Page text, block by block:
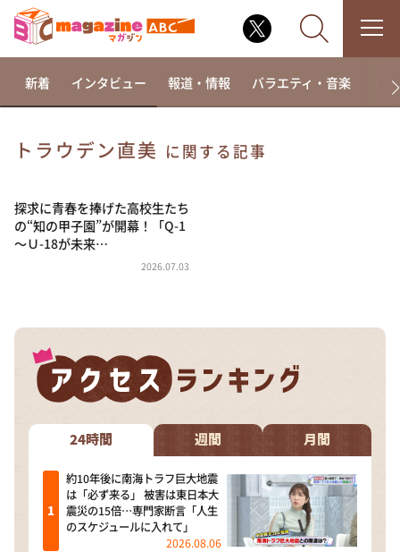
相席食堂
これ余談なんですけど・・・
～人生密着トークバラエティ！～ やすとものいたっ
河合＆A.B.C-Z塚田×福井アナ「なんでやねん！？」
（news おかえり）
DAIGOも台所 ～きょうの献立 何にする？～
本日はダイアンなり！シーズン２
朝だ！生です旅サラダ
教えて！ニュースライブ 正義のミカタ
ＬＩＦＥ～夢のカタチ～
新着 インタビュー 報道・情報 バラエティ・音楽 ド
トラウデン直美 に関する記事
探求に青春を捧げた高校生たち
の“知の甲子園”が開幕！「Q-1
～Ｕ-18が未来…
2026.07.03
24時間 週間 月間
約10年後に南海トラフ巨大地震
は「必ず来る」 被害は東日本大
震災の15倍…専門家断言「人生
のスケジュールに入れて」
2026.08.06